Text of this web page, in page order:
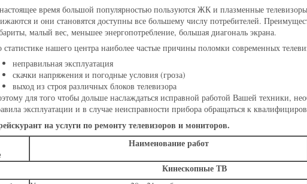
время большой популярностью пользуются ЖК и плазменные
и они становятся доступны все большему числу потребителей.
малый вес, меньшее энергопотребление, большая диагональ экрана.
статистике нашего центра наиболее частые причины поломки современных
неправильная эксплуатация
скачки напряжения и погодные условия (гроза)
выход из строя различных блоков телевизора
для того чтобы дольше наслаждаться исправной работой Вашей техники,
эксплуатации и в случае неисправности прибора обращаться к
на услуги по ремонту телевизоров и мониторов.
Наименование работ
Кинескопные ТВ